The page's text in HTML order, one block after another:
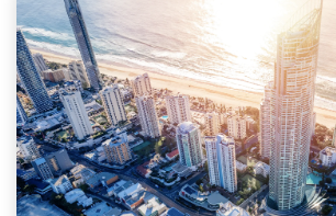
que
dezembro
é
o
melhor
mês
para
começar